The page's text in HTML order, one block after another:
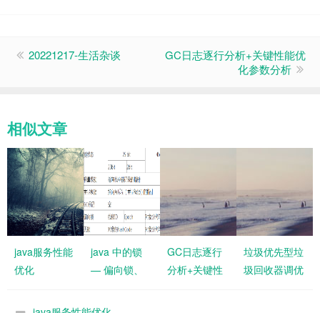
20221217-生活杂谈
GC日志逐行分析+关键性能优
化参数分析
相似文章
java服务性能
优化
java 中的锁
— 偏向锁、
旋锁、重量级
GC日志逐行
分析+关键性
垃圾优先型垃
圾回收器调优